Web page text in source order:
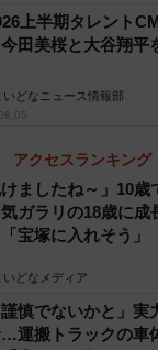
上半期タレント
田美桜と大谷翔平
いどなニュース情報部
アクセスランキング
けましたね～」10
ガラリの18歳に
宝塚に入れそう」
いどなメディア
謹慎でないかと」
運搬トラックの車